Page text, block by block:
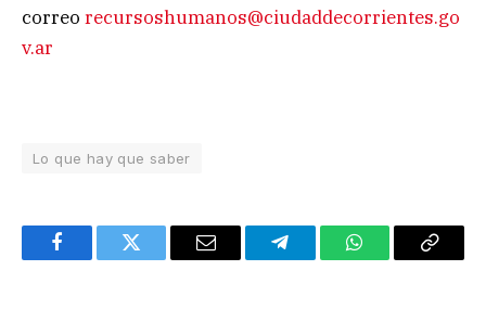
correo recursoshumanos@ciudaddecorrientes.go
v.ar
Lo que hay que saber
FacebookTwitter Email TelegramWhatsAppCopy